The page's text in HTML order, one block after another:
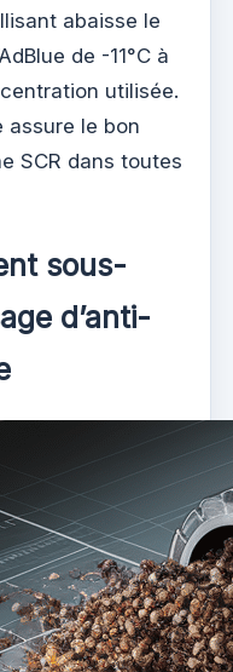
abaisse le
de -11°C à
utilisée.
assure le bon
SCR dans toutes
sous-
d’anti-